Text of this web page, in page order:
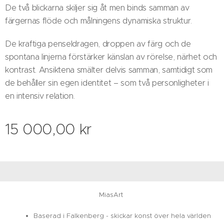
De två blickarna skiljer sig åt men binds samman av
färgernas flöde och målningens dynamiska struktur.
De kraftiga penseldragen, droppen av färg och de
spontana linjerna förstärker känslan av rörelse, närhet och
kontrast. Ansiktena smälter delvis samman, samtidigt som
de behåller sin egen identitet – som två personligheter i
en intensiv relation.
15 000,00 kr
MiasArt
Baserad i Falkenberg - skickar konst över hela världen